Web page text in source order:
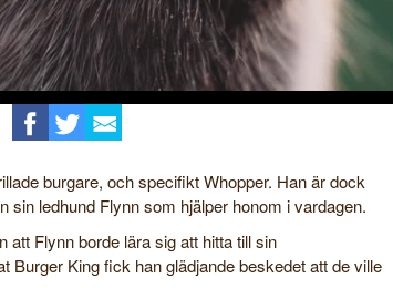
burgare, och specifikt Whopper. Han är dock
sin ledhund Flynn som hjälper honom i vardagen.
att Flynn borde lära sig att hitta till sin
Burger King fick han glädjande beskedet att de ville